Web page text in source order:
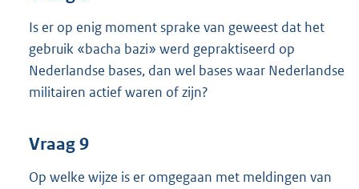
Is er op enig moment sprake van geweest dat het
gebruik «bacha bazi» werd gepraktiseerd op
Nederlandse bases, dan wel bases waar Nederlandse
militairen actief waren of zijn?
Vraag 9
Op welke wijze is er omgegaan met meldingen van